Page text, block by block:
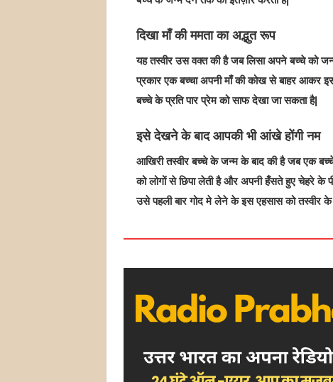
दिखा माँ की ममता का अद्भुत रूप
यह तस्वीर उस वक्त की है जब लिसा अपने बच्चे को
प्रकार एक बच्चा अपनी माँ की कोख से बाहर आकर
बच्चे के प्रति पार प्रेम को साफ देखा जा सकता है|
इसे देखने के बाद आपकी भी आंखे होंगी नम
आखिरी तस्वीर बच्चे के जन्म के बाद की है जब एक
को लोगों से छिपा लेती है और अपनी हँसते हुए चेहरे के
उसे पहली बार गोद मे लेने के इस एहसास को तस्वीर के